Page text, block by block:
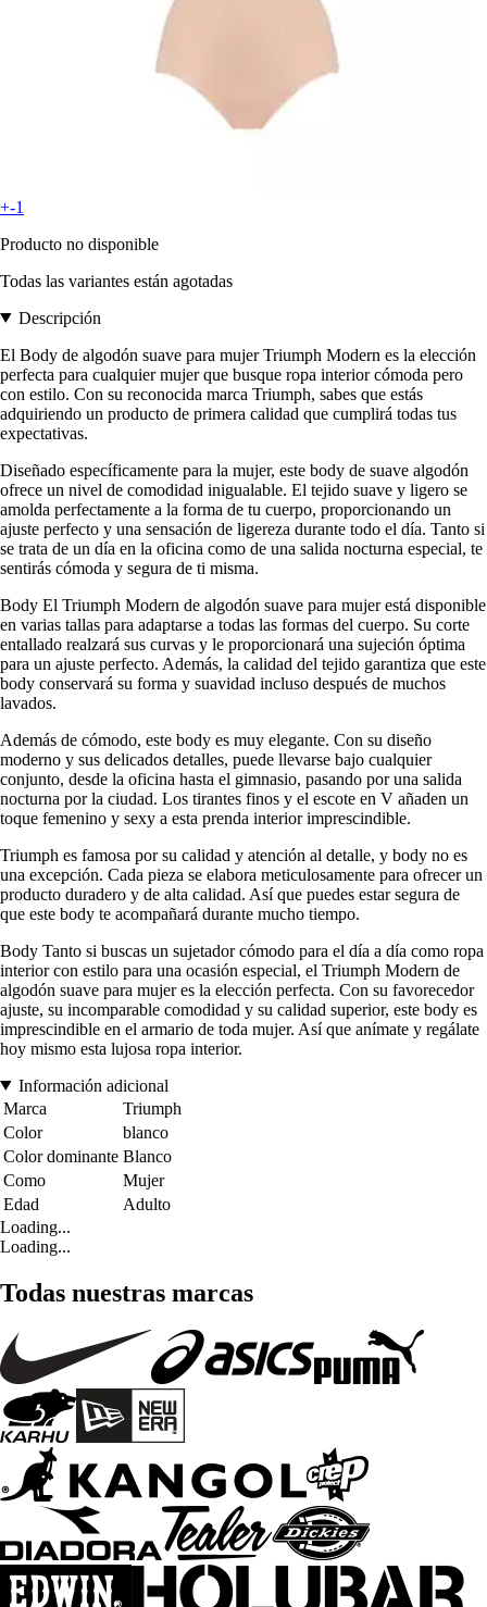
+-1
Producto no disponible
Todas las variantes están agotadas
Descripción
El Body de algodón suave para mujer Triumph Modern es la elección
perfecta para cualquier mujer que busque ropa interior cómoda pero
con estilo. Con su reconocida marca Triumph, sabes que estás
adquiriendo un producto de primera calidad que cumplirá todas tus
expectativas.
Diseñado específicamente para la mujer, este body de suave algodón
ofrece un nivel de comodidad inigualable. El tejido suave y ligero se
amolda perfectamente a la forma de tu cuerpo, proporcionando un
ajuste perfecto y una sensación de ligereza durante todo el día. Tanto si
se trata de un día en la oficina como de una salida nocturna especial, te
sentirás cómoda y segura de ti misma.
Body El Triumph Modern de algodón suave para mujer está disponible
en varias tallas para adaptarse a todas las formas del cuerpo. Su corte
entallado realzará sus curvas y le proporcionará una sujeción óptima
para un ajuste perfecto. Además, la calidad del tejido garantiza que este
body conservará su forma y suavidad incluso después de muchos
lavados.
Además de cómodo, este body es muy elegante. Con su diseño
moderno y sus delicados detalles, puede llevarse bajo cualquier
conjunto, desde la oficina hasta el gimnasio, pasando por una salida
nocturna por la ciudad. Los tirantes finos y el escote en V añaden un
toque femenino y sexy a esta prenda interior imprescindible.
Triumph es famosa por su calidad y atención al detalle, y body no es
una excepción. Cada pieza se elabora meticulosamente para ofrecer un
producto duradero y de alta calidad. Así que puedes estar segura de
que este body te acompañará durante mucho tiempo.
Body Tanto si buscas un sujetador cómodo para el día a día como ropa
interior con estilo para una ocasión especial, el Triumph Modern de
algodón suave para mujer es la elección perfecta. Con su favorecedor
ajuste, su incomparable comodidad y su calidad superior, este body es
imprescindible en el armario de toda mujer. Así que anímate y regálate
hoy mismo esta lujosa ropa interior.
Información adicional
Marca
Triumph
Color
blanco
Color dominante Blanco
Como
Mujer
Edad
Adulto
Loading...
Loading...
Todas nuestras marcas